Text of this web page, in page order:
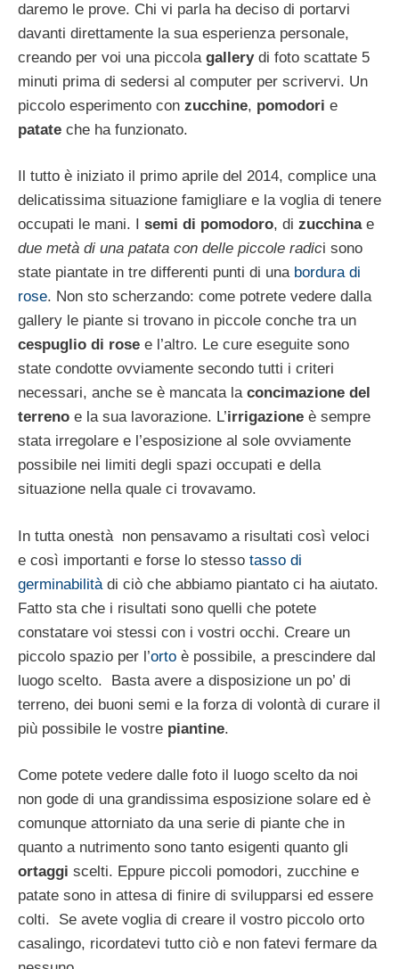
daremo le prove. Chi vi parla ha deciso di portarvi
davanti direttamente la sua esperienza personale,
creando per voi una piccolagallerydi foto scattate 5
minuti prima di sedersi al computer per scrivervi. Un
piccolo esperimento con zucchine, pomodori e
patate che ha funzionato.
Il tutto è iniziato il primo aprile del 2014, complice una
delicatissima situazione famigliare e la voglia di tenere
occupati le mani. I semi di pomodoro, di zucchinae
due metà di una patata con delle piccole radici sono
state piantate in tre differenti punti di una bordura di
rose. Non sto scherzando: come potrete vedere dalla
gallery le piante si trovano in piccole conche tra un
cespuglio di rose e l’altro. Le cure eseguite sono
state condotte ovviamente secondo tutti i criteri
necessari, anche se è mancata la concimazione del
terreno e la sua lavorazione. L’irrigazione è sempre
stata irregolare e l’esposizione al sole ovviamente
possibile nei limiti degli spazi occupati e della
situazione nella quale ci trovavamo.
In tutta onestà non pensavamo a risultati così veloci
e così importanti e forse lo stesso tasso di
germinabilitàdi ciò che abbiamo piantato ci ha aiutato.
Fatto sta che i risultati sono quelli che potete
constatare voi stessi con i vostri occhi. Creare un
piccolo spazio per l’orto è possibile, a prescindere dal
luogo scelto. Basta avere a disposizione un po’ di
terreno, dei buoni semi e la forza di volontà di curare il
più possibile le vostre piantine.
Come potete vedere dalle foto il luogo scelto da noi
non gode di una grandissima esposizione solare ed è
comunque attorniato da una serie di piante che in
quanto a nutrimento sono tanto esigenti quanto gli
ortaggi scelti. Eppure piccoli pomodori, zucchine e
patate sono in attesa di finire di svilupparsi ed essere
colti. Se avete voglia di creare il vostro piccolo orto
casalingo, ricordatevi tutto ciò e non fatevi fermare da